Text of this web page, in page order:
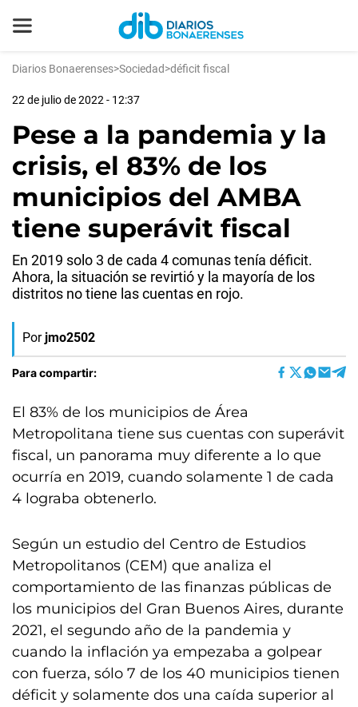
Diarios Bonaerenses>Sociedad>déficit fiscal
22 de julio de 2022 - 12:37
Pese a la pandemia y la
crisis, el 83% de los
municipios del AMBA
tiene superávit fiscal
En 2019 solo 3 de cada 4 comunas tenía déficit.
Ahora, la situación se revirtió y la mayoría de los
distritos no tiene las cuentas en rojo.
Por jmo2502
Para compartir:
El 83% de los municipios de Área
Metropolitana tiene sus cuentas con superávit
fiscal, un panorama muy diferente a lo que
ocurría en 2019, cuando solamente 1 de cada
4 lograba obtenerlo.
Según un estudio del Centro de Estudios
Metropolitanos (CEM) que analiza el
comportamiento de las finanzas públicas de
los municipios del Gran Buenos Aires, durante
2021, el segundo año de la pandemia y
cuando la inflación ya empezaba a golpear
con fuerza, sólo 7 de los 40 municipios tienen
déficit y solamente dos una caída superior al